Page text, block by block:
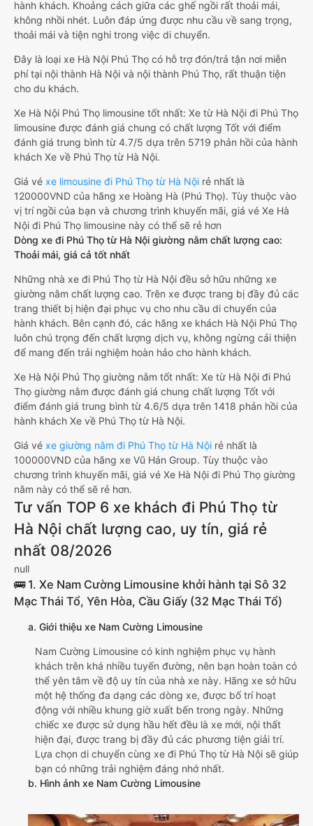
hành khách. Khoảng cách giữa các ghế ngồi rất thoải mái,
không nhồi nhét. Luôn đáp ứng được nhu cầu về sang trọng,
thoải mái và tiện nghi trong việc di chuyển.
Đây là loại xe Hà Nội Phú Thọ có hỗ trợ đón/trả tận nơi miễn
phí tại nội thành Hà Nội và nội thành Phú Thọ, rất thuận tiện
cho du khách.
Xe Hà Nội Phú Thọ limousine tốt nhất: Xe từ Hà Nội đi Phú Thọ
limousine được đánh giá chung có chất lượng Tốt với điểm
đánh giá trung bình từ 4.7/5 dựa trên 5719 phản hồi của hành
khách Xe về Phú Thọ từ Hà Nội.
Giá vé xe limousine đi Phú Thọ từ Hà Nội rẻ nhất là
120000VND của hãng xe Hoàng Hà (Phú Thọ). Tùy thuộc vào
vị trí ngồi của bạn và chương trình khuyến mãi, giá vé Xe Hà
Nội đi Phú Thọ limousine này có thể sẽ rẻ hơn
Dòng xe đi Phú Thọ từ Hà Nội giường nằm chất lượng cao:
Thoải mái, giá cả tốt nhất
Những nhà xe đi Phú Thọ từ Hà Nội đều sở hữu những xe
giường nằm chất lượng cao. Trên xe được trang bị đầy đủ các
trang thiết bị hiện đại phục vụ cho nhu cầu di chuyển của
hành khách. Bên cạnh đó, các hãng xe khách Hà Nội Phú Thọ
luôn chú trọng đến chất lượng dịch vụ, không ngừng cải thiện
để mang đến trải nghiệm hoàn hảo cho hành khách.
Xe Hà Nội Phú Thọ giường nằm tốt nhất: Xe từ Hà Nội đi Phú
Thọ giường nằm được đánh giá chung chất lượng Tốt với
điểm đánh giá trung bình từ 4.6/5 dựa trên 1418 phản hồi của
hành khách Xe về Phú Thọ từ Hà Nội.
Giá vé xe giường nằm đi Phú Thọ từ Hà Nội rẻ nhất là
100000VND của hãng xe Vũ Hán Group. Tùy thuộc vào
chương trình khuyến mãi, giá vé Xe Hà Nội đi Phú Thọ giường
nằm này có thể sẽ rẻ hơn.
Tư vấn TOP 6 xe khách đi Phú Thọ từ
Hà Nội chất lượng cao, uy tín, giá rẻ
nhất 08/2026
null
🚌 1. Xe Nam Cường Limousine khởi hành tại Sô 32
Mạc Thái Tổ, Yên Hòa, Cầu Giấy (32 Mạc Thái Tổ)
a. Giới thiệu xe Nam Cường Limousine
Nam Cường Limousine có kinh nghiệm phục vụ hành
khách trên khá nhiều tuyến đường, nên bạn hoàn toàn có
thể yên tâm về độ uy tín của nhà xe này. Hãng xe sở hữu
một hệ thống đa dạng các dòng xe, được bố trí hoạt
động với nhiều khung giờ xuất bến trong ngày. Những
chiếc xe được sử dụng hầu hết đều là xe mới, nội thất
hiện đại, được trang bị đầy đủ các phương tiện giải trí.
Lựa chọn di chuyển cùng xe đi Phú Thọ từ Hà Nội sẽ giúp
bạn có những trải nghiệm đáng nhớ nhất.
b. Hình ảnh xe Nam Cường Limousine